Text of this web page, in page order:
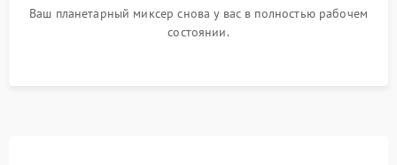
Ваш планетарный миксер снова у вас в полностью рабочем
состоянии.